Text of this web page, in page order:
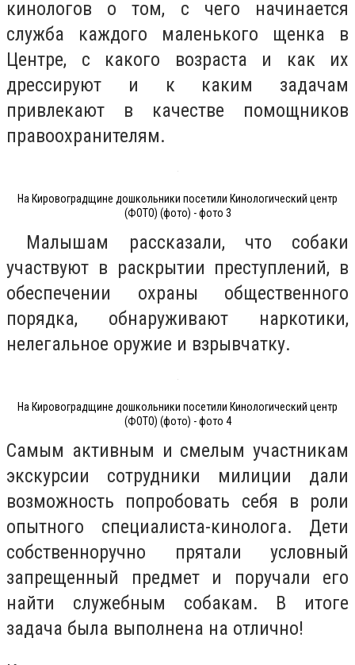
кинологов о том, с чего начинается
служба каждого маленького щенка в
Центре, с какого возраста и как их
дрессируют и к каким задачам
привлекают в качестве помощников
правоохранителям.
На Кировоградщине дошкольники посетили Кинологический центр
(ФОТО) (фото) - фото 3
Малышам рассказали, что собаки
участвуют в раскрытии преступлений, в
обеспечении охраны общественного
порядка, обнаруживают наркотики,
нелегальное оружие и взрывчатку.
На Кировоградщине дошкольники посетили Кинологический центр
(ФОТО) (фото) - фото 4
Самым активным и смелым участникам
экскурсии сотрудники милиции дали
возможность попробовать себя в роли
опытного специалиста-кинолога. Дети
собственноручно прятали условный
запрещенный предмет и поручали его
найти служебным собакам. В итоге
задача была выполнена на отлично!